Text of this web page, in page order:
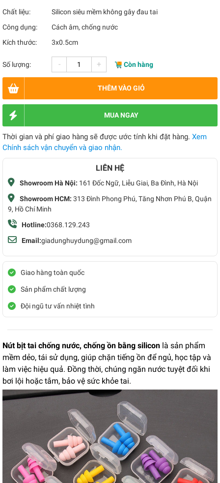
Chất liệu:
Silicon siêu mềm không gây đau tai
Công dụng:
Cách âm, chống nước
Kích thước:
3x0.5cm
Số lượng: - + Còn hàng
THÊM VÀO GIỎ
MUA NGAY
Thời gian và phí giao hàng sẽ được ước tính khi đặt hàng. Xem
Chính sách vận chuyển và giao nhận.
LIÊN HỆ
Showroom Hà Nội: 161 Đốc Ngữ, Liễu Giai, Ba Đình, Hà Nội
Showroom HCM: 313 Đình Phong Phú, Tăng Nhơn Phú B, Quận
9, Hồ Chí Minh
Hotline:0368.129.243
Email:giadunghuydung@gmail.com
Giao hàng toàn quốc
Sản phẩm chất lượng
Đội ngũ tư vấn nhiệt tình
Nút bịt tai chống nước, chống ồn bằng silicon là sản phẩm
mềm dẻo, tái sử dụng, giúp chặn tiếng ồn để ngủ, học tập và
làm việc hiệu quả. Đồng thời, chúng ngăn nước tuyệt đối khi
bơi lội hoặc tắm, bảo vệ sức khỏe tai.